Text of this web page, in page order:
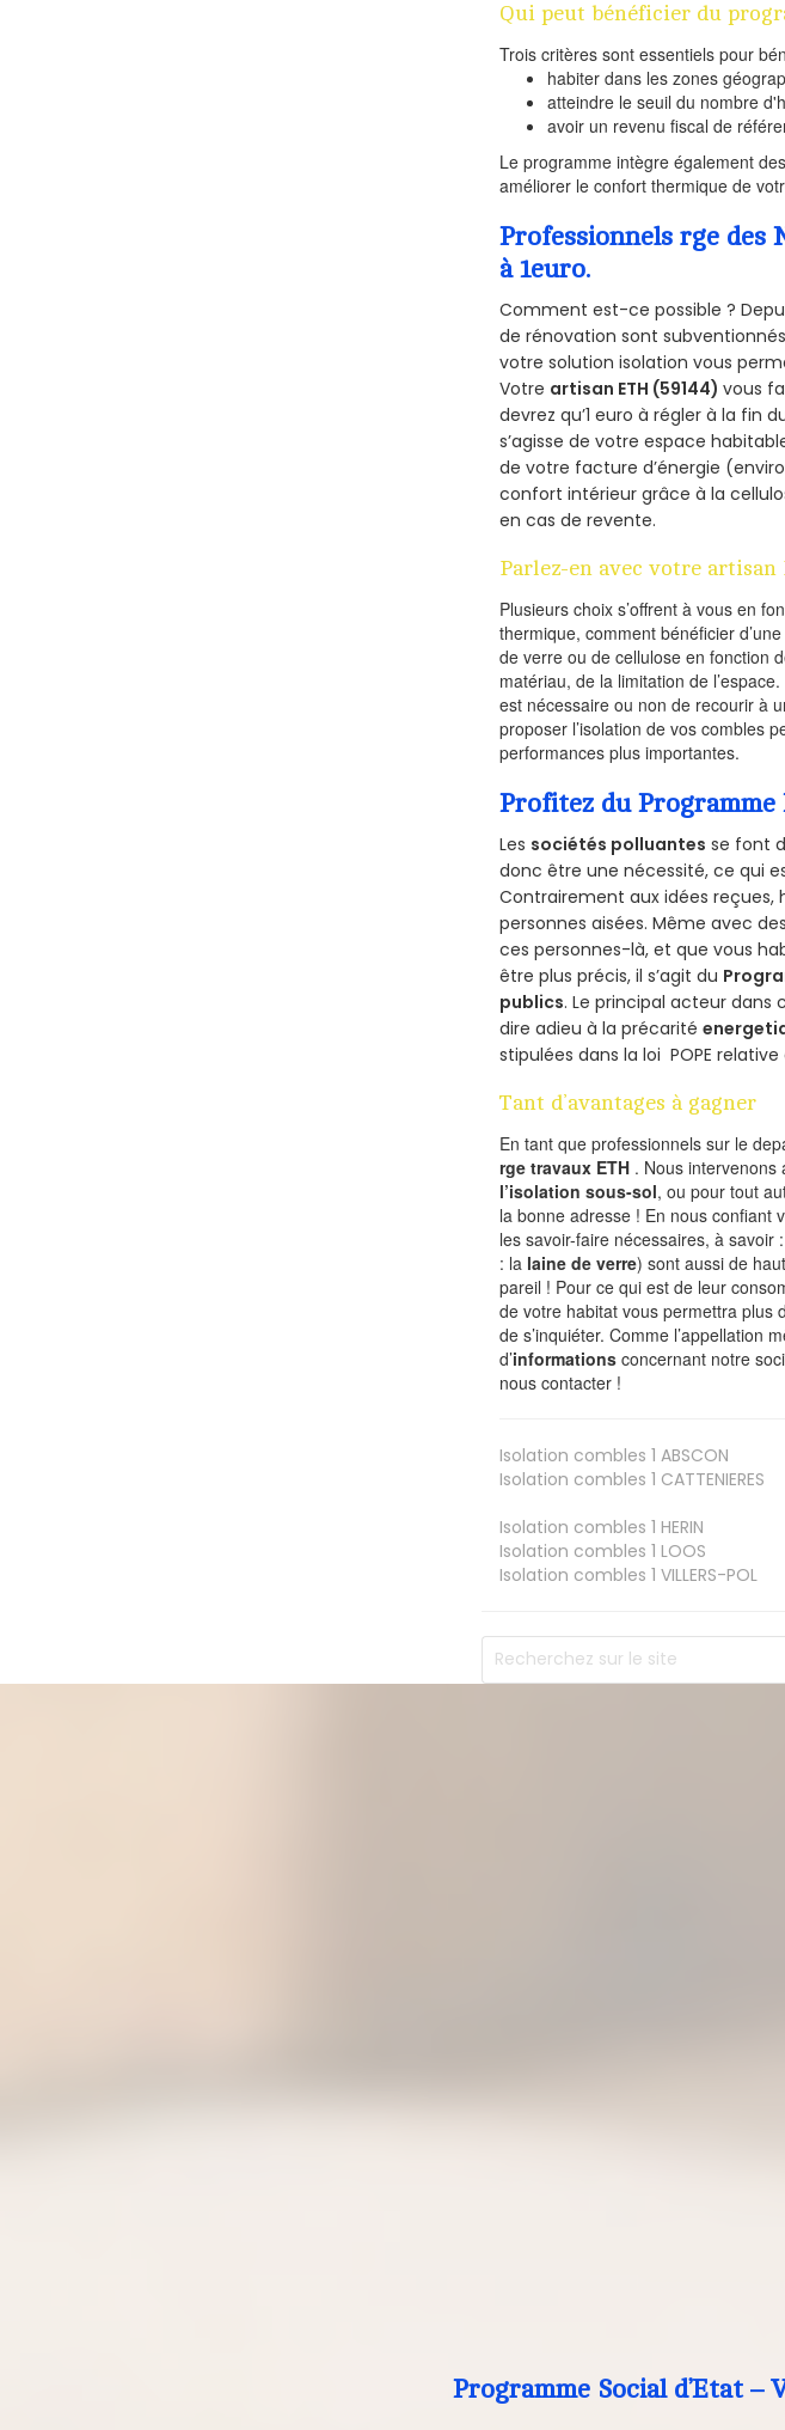
Qui peut bénéficier du
Trois critères sont essentiels pour
habiter dans les zones
atteindre le seuil du nombre
avoir un revenu fiscal de
Le programme intègre également
améliorer le confort thermique de
Professionnels rge des
à 1euro.
Comment est-ce possible ?
de rénovation sont
votre solution isolation vous
Votre artisan ETH (59144)vous
devrez qu’1 euro à régler à la fin
s’agisse de votre espace
de votre facture d’énergie
confort intérieur grâce à la
en cas de revente.
Parlez-en avec votre artisan
Plusieurs choix s’offrent à vous en
thermique, comment bénéficier d’une
de verre ou de cellulose en fonction
matériau, de la limitation de
est nécessaire ou non de recourir à
proposer l’isolation de vos combles
performances plus importantes.
Profitez du Programme
Les sociétés polluantes se font
donc être une nécessité, ce qui
Contrairement aux idées reçues,
personnes aisées. Même avec des
ces personnes-là, et que vous
être plus précis, il s’agit du
publics. Le principal acteur dans
dire adieu à la précarité
stipulées dans la loi POPE
Tant d’avantages à gagner
En tant que professionnels sur le
rge travaux ETH . Nous intervenons
l’isolation sous-sol, ou pour tout
la bonne adresse ! En nous confiant
les savoir-faire nécessaires, à
: la laine de verre) sont aussi de
pareil ! Pour ce qui est de leur
de votre habitat vous permettra plus
de s’inquiéter. Comme l’appellation
d’informations concernant notre
nous contacter !
Isolation combles 1 ABSCON
Isolation combles 1 CATTENIERES
Isolation combles 1 HERIN
Isolation combles 1 LOOS
Isolation combles 1 VILLERS-POL
Programme Social d’Etat –